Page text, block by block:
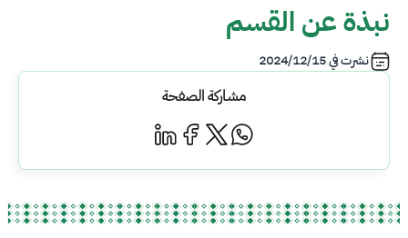
نبذة عن القسم
نشرت في2024/12/15
مشاركة الصفحة